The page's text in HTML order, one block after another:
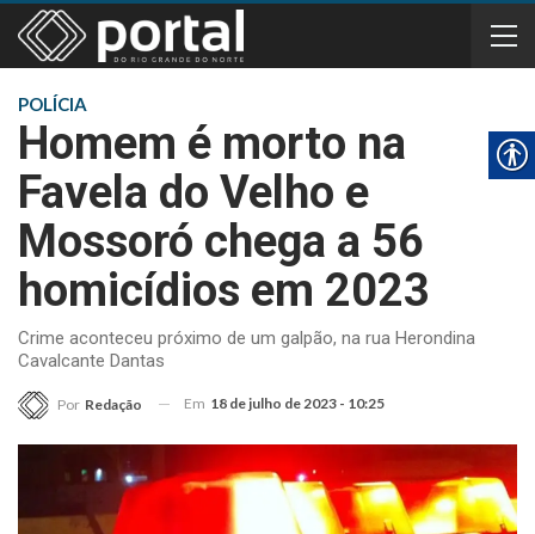
POLÍCIA
Homem é morto na
Favela do Velho e
Mossoró chega a 56
homicídios em 2023
Crime aconteceu próximo de um galpão, na rua Herondina
Cavalcante Dantas
Por Redação Em 18 de julho de 2023 - 10:25